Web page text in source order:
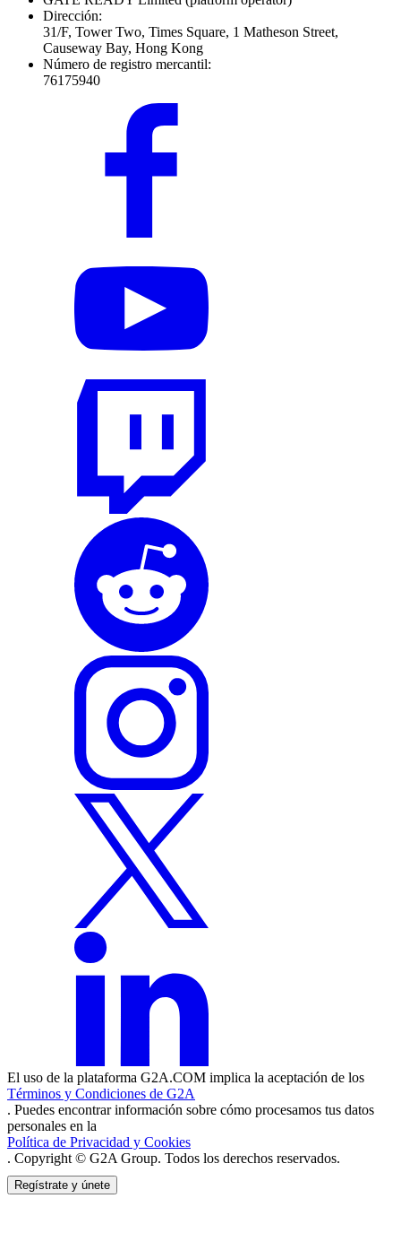
Dirección:
31/F, Tower Two, Times Square, 1 Matheson Street,
Causeway Bay, Hong Kong
Número de registro mercantil:
76175940
El uso de la plataforma G2A.COM implica la aceptación de los
Términos y Condiciones de G2A
. Puedes encontrar información sobre cómo procesamos tus datos
personales en la
Política de Privacidad y Cookies
. Copyright © G2A Group. Todos los derechos reservados.
Regístrate y únete